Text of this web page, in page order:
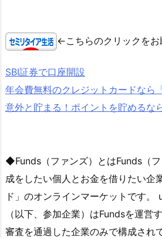
←こちらのクリックをお
SBI証券で口座開設
年会費無料のクレジットカードなら
意外と貯まる！ポイントを貯めるな
◆Funds（ファンズ）とはFunds（
成をしたい個人とお金を借りたい企
ド」のオンラインマーケットです。
（以下、参加企業）はFundsを運営
審査を通過した企業のみで構成され